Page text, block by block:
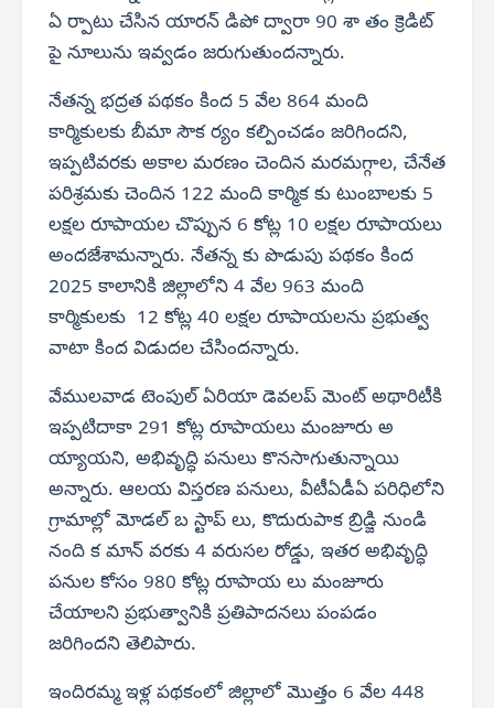
ఏ ర్పాటు చేసిన యారన్ డిపో ద్వారా 90 శా తం క్రెడిట్
పై నూలును ఇవ్వడం జరుగుతుందన్నారు.
నేతన్న భద్రత పథకం కింద 5 వేల 864 మంది
కార్మికులకు బీమా సౌక ర్యం కల్పించడం జరిగిందని,
ఇప్పటివరకు అకాల మరణం చెందిన మరమగ్గాల, చేనేత
పరిశ్రమకు చెందిన 122 మంది కార్మిక కు టుంబాలకు 5
లక్షల రూపాయల చొప్పున 6 కోట్ల 10 లక్షల రూపాయలు
అందజేశామన్నారు. నేతన్న కు పొడుపు పథకం కింద
2025 కాలానికి జిల్లాలోని 4 వేల 963 మంది
కార్మికులకు 12 కోట్ల 40 లక్షల రూపాయలను ప్రభుత్వ
వాటా కింద విడుదల చేసిందన్నారు.
వేములవాడ టెంపుల్ ఏరియా డెవలప్ మెంట్ అథారిటీకి
ఇప్పటిదాకా 291 కోట్ల రూపాయలు మంజూరు అ
య్యాయని, అభివృద్ధి పనులు కొనసాగుతున్నాయి
అన్నారు. ఆలయ విస్తరణ పనులు, వీటీఏడీఏ పరిధిలోని
గ్రామాల్లో మోడల్ బ స్టాప్ లు, కొదురుపాక బ్రిడ్జి నుండి
నంది క మాన్ వరకు 4 వరుసల రోడ్డు, ఇతర అభివృద్ధి
పనుల కోసం 980 కోట్ల రూపాయ లు మంజూరు
చేయాలని ప్రభుత్వానికి ప్రతిపాదనలు పంపడం
జరిగిందని తెలిపారు.
ఇందిరమ్మ ఇళ్ల పథకంలో జిల్లాలో మొత్తం 6 వేల 448